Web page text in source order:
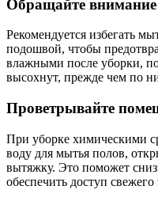
Обращайте внимание
Рекомендуется избегать
подошвой, чтобы
влажными после уборки,
высохнут, прежде чем по
Проветрывайте
При уборке химическими
воду для мытья полов,
вытяжку. Это поможет
обеспечить доступ свежего